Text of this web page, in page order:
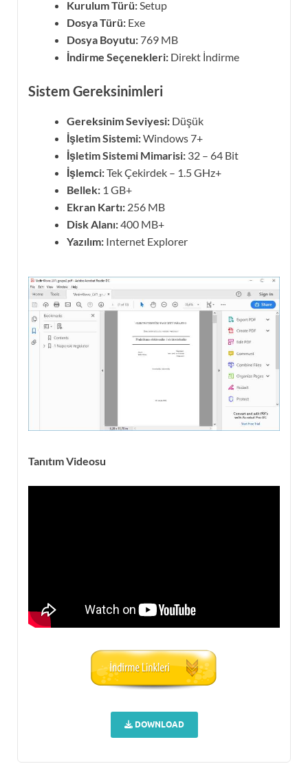
Kurulum Türü:Setup
Dosya Türü: Exe
Dosya Boyutu: 769 MB
İndirme Seçenekleri: Direkt İndirme
Sistem Gereksinimleri
Gereksinim Seviyesi: Düşük
İşletim Sistemi:Windows 7+
İşletim Sistemi Mimarisi: 32 – 64 Bit
İşlemci:Tek Çekirdek – 1.5 GHz+
Bellek: 1 GB+
Ekran Kartı: 256 MB
Disk Alanı:400 MB+
Yazılım: Internet Explorer
Tanıtım Videosu
DOWNLOAD